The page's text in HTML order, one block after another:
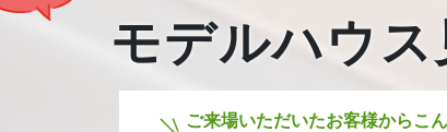
モデルハウ
ご来場いただいたお客様から こ